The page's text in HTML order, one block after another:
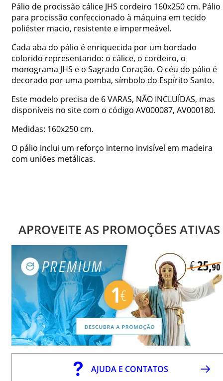
Pálio de procissão cálice JHS cordeiro 160x250 cm. Pálio
para procissão confeccionado à máquina em tecido
poliéster macio, resistente e impermeável.
Cada aba do pálio é enriquecida por um bordado
colorido representando: o cálice, o cordeiro, o
monograma JHS e o Sagrado Coração. O céu do pálio é
decorado por uma pomba, símbolo do Espírito Santo.
Este modelo precisa de 6 VARAS, NÃO INCLUÍDAS, mas
disponíveis no site com o código AV000087, AV000180.
Medidas: 160x250 cm.
O pálio inclui um reforço interno invisível em madeira
com uniões metálicas.
APROVEITE AS PROMOÇÕES ATIVAS
AJUDA E CONTATOS